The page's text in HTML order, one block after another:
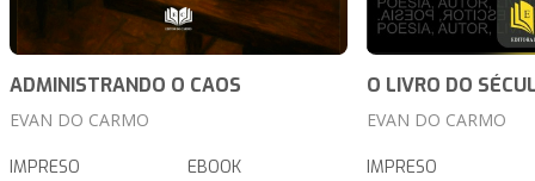
ADMINISTRANDO O CAOS
EVAN DO CARMO
IMPRESO EBOOK
O LIVRO DO
EVAN DO CARMO
IMPRESO